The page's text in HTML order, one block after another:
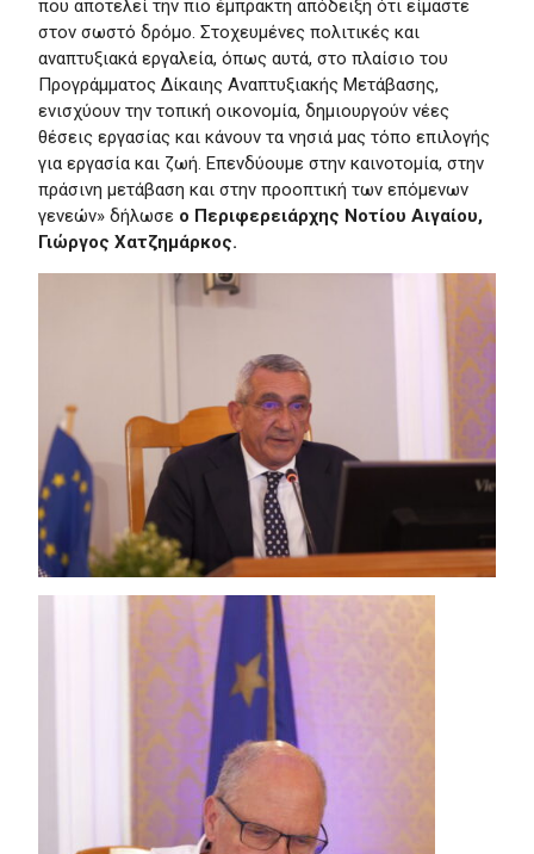
που αποτελεί την πιο έμπρακτη απόδειξη ότι είμαστε
στον σωστό δρόμο. Στοχευμένες πολιτικές και
αναπτυξιακά εργαλεία, όπως αυτά, στο πλαίσιο του
Προγράμματος Δίκαιης Αναπτυξιακής Μετάβασης,
ενισχύουν την τοπική οικονομία, δημιουργούν νέες
θέσεις εργασίας και κάνουν τα νησιά μας τόπο επιλογής
για εργασία και ζωή. Επενδύουμε στην καινοτομία, στην
πράσινη μετάβαση και στην προοπτική των επόμενων
γενεών» δήλωσε ο Περιφερειάρχης Νοτίου Αιγαίου,
Γιώργος Χατζημάρκος.